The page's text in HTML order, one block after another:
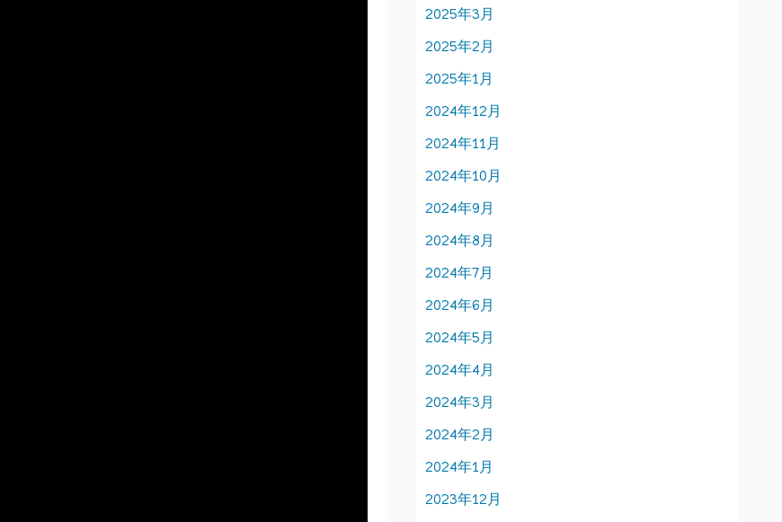
2025年3月
2025年2月
2025年1月
2024年12月
2024年11月
2024年10月
2024年9月
2024年8月
2024年7月
2024年6月
2024年5月
2024年4月
2024年3月
2024年2月
2024年1月
2023年12月